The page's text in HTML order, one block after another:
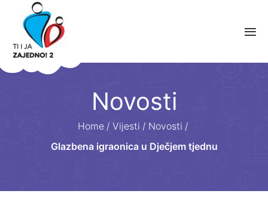
Novosti
Home / Vijesti / Novosti /
Glazbena igraonica u Dječjem tjednu